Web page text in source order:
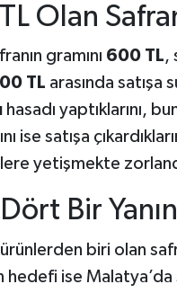
Olan
gramını 600 TL,
TL arasında satışa
hasadı yaptıklarını,
ise satışa
yetişmekte
Bir
biri olan
hedefi ise